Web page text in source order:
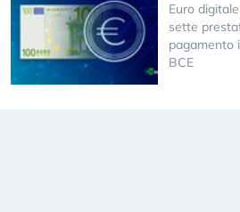
Euro
sette
pagamento
BCE